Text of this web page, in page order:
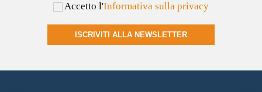
Accetto l'Informativa sulla privacy
ISCRIVITI ALLA NEWSLETTER